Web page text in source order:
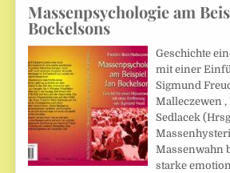
Massenpsychologie am
Bockelsons
Geschichte
mit einer
Sigmund
Malleczewen
Sedlacek
Massenwahn
starke